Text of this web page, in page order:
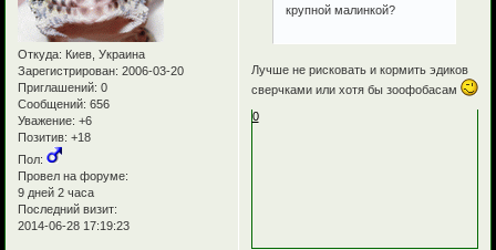
Откуда: Киев, Украина
Зарегистрирован: 2006-03-20
Приглашений: 0
Сообщений: 656
Уважение: +6
Позитив: +18
Пол:
Провел на форуме:
9 дней 2 часа
Последний визит:
2014-06-28 17:19:23
крупной малинкой?
Лучше не рисковать и кормить эдиков
сверчками или хотя бы зоофобасам
0